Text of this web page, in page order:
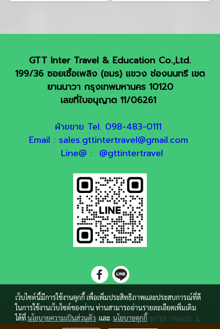
GTT Inter Travel & Education Co.,Ltd.
199/36 ซอยเชื้อเพลิง (อมร) แขวง ช่องนนทรี เขต
ยานนาวา กรุงเทพมหานคร 10120
เลขที่ใบอนุญาต 11/06261
ฝ่ายขาย Tel. 098-483-0111
Email : sales.gttintertravel@gmail.com
Line@ : @gttintertravel
Copyright 2018 all rights reserved. GTT INTER TRAVEL &
เว็บไซต์นี้มีการใช้งานคุกกี้ เพื่อเพิ่มประสิทธิภาพและประสบการณ์ที่ดี
ในการใช้งานเว็บไซต์ของท่าน ท่านสามารถอ่านรายละเอียดเพิ่มเติม
ได้ที่นโยบายความเป็นส่วนตัวและนโยบายคุกกี้